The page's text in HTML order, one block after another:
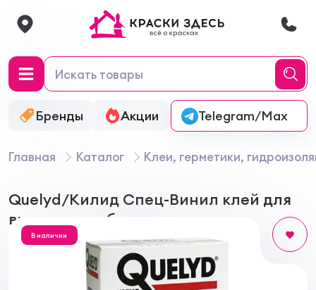
Бренды Акции Онлайн-колеровка
Telegram/Max
Главная Каталог Клеи, герметики,
Quelyd/Килид Спец-Винил клей для
виниловых обоев
В наличии